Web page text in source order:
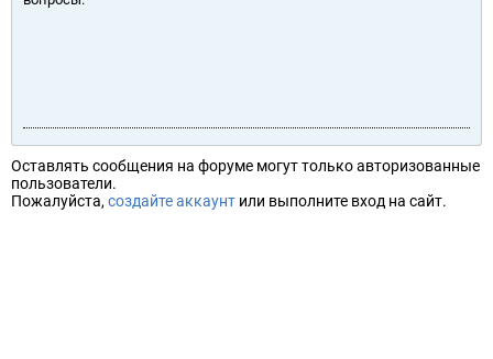
Оставлять сообщения на форуме могут только авторизованные
пользователи.
Пожалуйста, создайте аккаунт или выполните вход на сайт.